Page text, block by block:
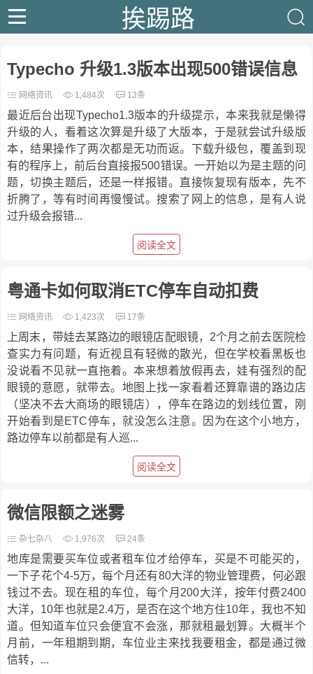
挨踢路
Typecho 升级1.3版本出现500错误信息
网络资讯 1,484次 13条
最近后台出现Typecho1.3版本的升级提示，本来我就是懒得
升级的人，看着这次算是升级了大版本，于是就尝试升级版
本，结果操作了两次都是无功而返。下载升级包，覆盖到现
有的程序上，前后台直接报500错误。一开始以为是主题的问
题，切换主题后，还是一样报错。直接恢复现有版本，先不
折腾了，等有时间再慢慢试。搜索了网上的信息，是有人说
过升级会报错...
阅读全文
粤通卡如何取消ETC停车自动扣费
网络资讯 1,423次 17条
上周末，带娃去某路边的眼镜店配眼镜，2个月之前去医院检
查实力有问题，有近视且有轻微的散光，但在学校看黑板也
没说看不见就一直拖着。本来想着放假再去，娃有强烈的配
眼镜的意愿，就带去。地图上找一家看着还算靠谱的路边店
（坚决不去大商场的眼镜店），停车在路边的划线位置，刚
开始看到是ETC停车，就没怎么注意。因为在这个小地方，
路边停车以前都是有人巡...
阅读全文
微信限额之迷雾
杂七杂八 1,976次 24条
地库是需要买车位或者租车位才给停车，买是不可能买的，
一下子花个4-5万，每个月还有80大洋的物业管理费，何必跟
钱过不去。现在租的车位，每个月200大洋，按年付费2400
大洋，10年也就是2.4万，是否在这个地方住10年，我也不知
道。但知道车位只会便宜不会涨，那就租最划算。大概半个
月前，一年租期到期，车位业主来找我要租金，都是通过微
信转，...